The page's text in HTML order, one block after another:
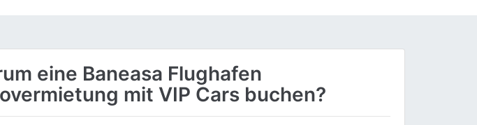
eine Baneasa Flughafen
mit VIP Cars buchen?